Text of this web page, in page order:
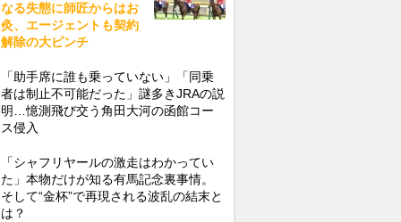
なる失態に師匠からはお
灸、エージェントも契約
解除の大ピンチ
「助手席に誰も乗っていない」「同乗
者は制止不可能だった」謎多きJRAの説
明…憶測飛び交う角田大河の函館コー
ス侵入
「シャフリヤールの激走はわかってい
た」本物だけが知る有馬記念裏事情。
そして“金杯”で再現される波乱の結末と
は？